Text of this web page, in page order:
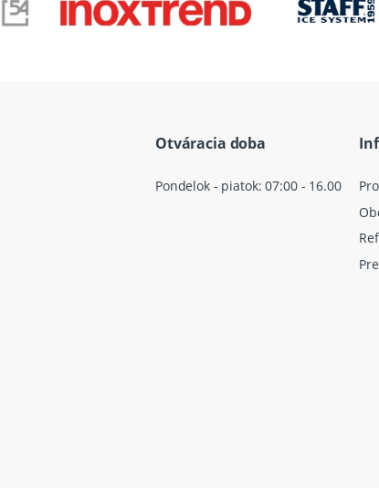
Otváracia doba
Pondelok - piatok: 07:00 - 16.00